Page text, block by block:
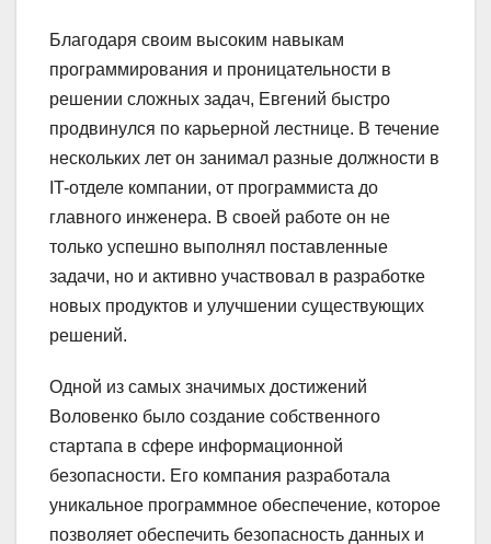
Благодаря своим высоким навыкам
программирования и проницательности в
решении сложных задач, Евгений быстро
продвинулся по карьерной лестнице. В течение
нескольких лет он занимал разные должности в
IT-отделе компании, от программиста до
главного инженера. В своей работе он не
только успешно выполнял поставленные
задачи, но и активно участвовал в разработке
новых продуктов и улучшении существующих
решений.
Одной из самых значимых достижений
Воловенко было создание собственного
стартапа в сфере информационной
безопасности. Его компания разработала
уникальное программное обеспечение, которое
позволяет обеспечить безопасность данных и